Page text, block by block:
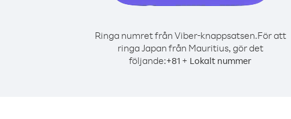
Ringa numret från Viber-knappsatsen.För att
ringa Japan från Mauritius, gör det
följande:+81 + Lokalt nummer